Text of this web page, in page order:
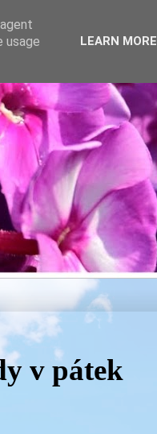
v pátek
usage
LEARN MORE